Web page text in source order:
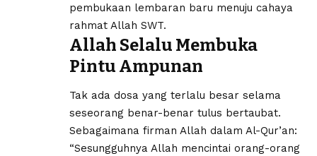
pembukaan lembaran baru menuju cahaya
rahmat Allah SWT.
Allah Selalu Membuka
Pintu Ampunan
Tak ada dosa yang terlalu besar selama
seseorang benar-benar tulus bertaubat.
Sebagaimana firman Allah dalam Al-Qur’an:
“Sesungguhnya Allah mencintai orang-orang